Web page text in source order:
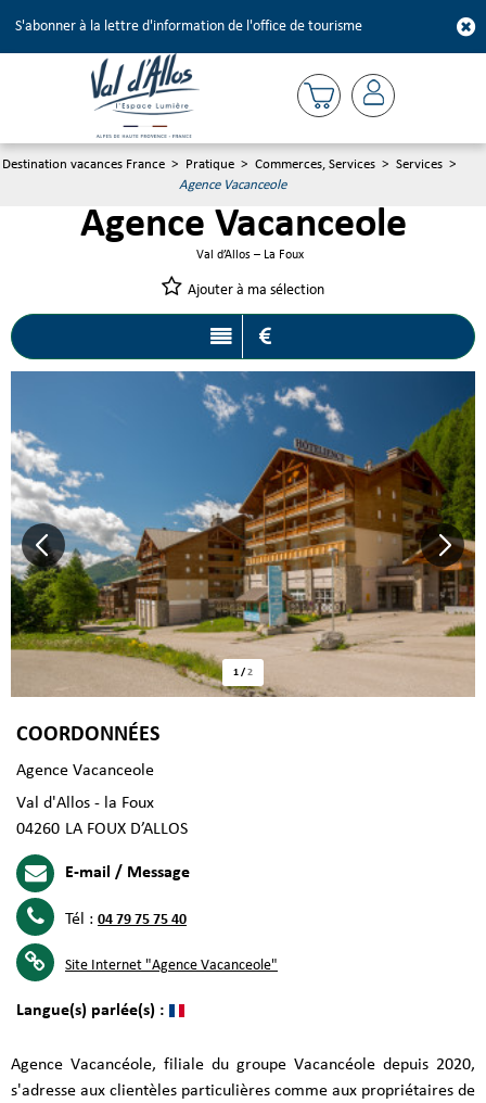
S'abonner à la lettre d'information de l'office de tourisme
Destination vacances France > Pratique > Commerces, Services > Services >
Agence Vacanceole
Agence Vacanceole
Val d’Allos – La Foux
Ajouter à ma sélection
1/2
COORDONNÉES
Agence Vacanceole
Val d'Allos - la Foux
04260 LA FOUX D’ALLOS
E-mail / Message
Tél : 04 79 75 75 40
Site Internet "Agence Vacanceole"
Langue(s) parlée(s) :
Agence Vacancéole, filiale du groupe Vacancéole depuis 2020,
s'adresse aux clientèles particulières comme aux propriétaires de